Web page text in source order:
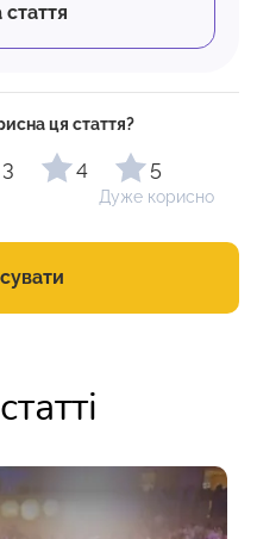
ця стаття?
3 4 5
Дуже корисно